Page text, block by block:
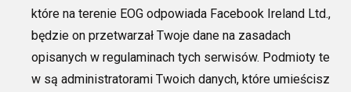
które na terenie EOG odpowiada Facebook Ireland Ltd.,
będzie on przetwarzał Twoje dane na zasadach
opisanych w regulaminach tych serwisów. Podmioty te
w są administratorami Twoich danych, które umieścisz